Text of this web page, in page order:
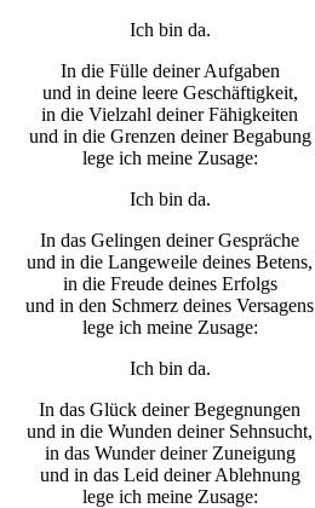
Ich bin da.
In die Fülle deiner Aufgaben
und in deine leere Geschäftigkeit,
in die Vielzahl deiner Fähigkeiten
und in die Grenzen deiner Begabung
lege ich meine Zusage:
Ich bin da.
In das Gelingen deiner Gespräche
und in die Langeweile deines Betens,
in die Freude deines Erfolgs
und in den Schmerz deines Versagens
lege ich meine Zusage:
Ich bin da.
In das Glück deiner Begegnungen
und in die Wunden deiner Sehnsucht,
in das Wunder deiner Zuneigung
und in das Leid deiner Ablehnung
lege ich meine Zusage: